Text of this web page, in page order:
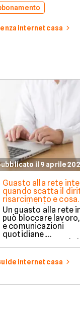
internet casa
il 9 aprile
Guasto alla rete
quando scatta il
risarcimento e cosa
prevede la legge
Un guasto alla rete
può bloccare
e comunicazioni
quotidiane.
Fortunatamente, la
prevede strumenti
per ottenere un
risarcimento in
internet casa